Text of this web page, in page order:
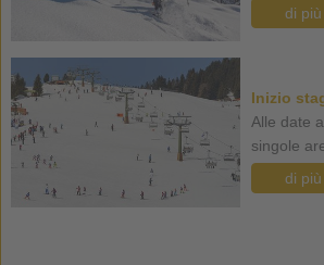
di più
Inizio
Alle date
singole
di più